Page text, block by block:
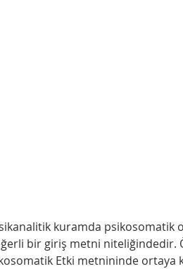
kuramda psikosomatik
bir giriş metni niteliğindedir.
Etki metnininde ortaya